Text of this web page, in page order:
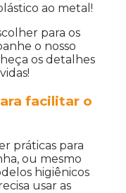
ao metal!
para os
o nosso
os detalhes
facilitar o
práticas para
ou mesmo
higiênicos
usar as